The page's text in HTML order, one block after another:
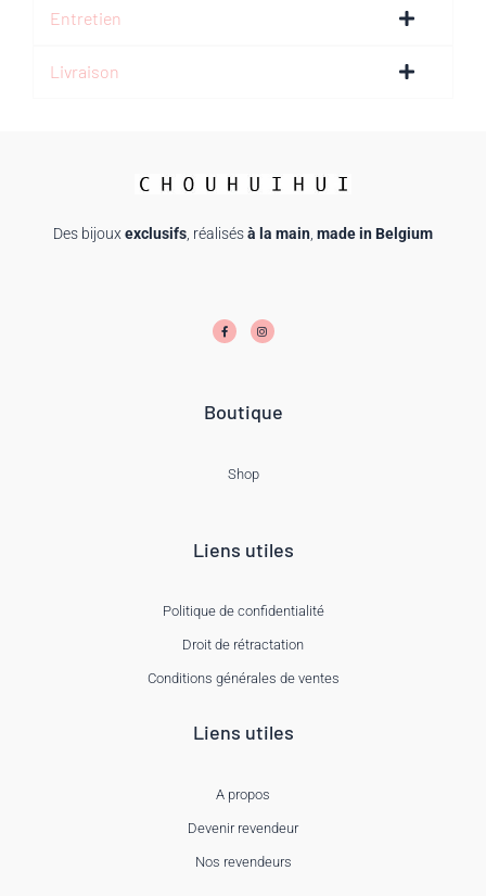
Entretien
Livraison
Des bijoux exclusifs , réalisésà la main made in Belgium
c
e
b
s
t
a
Boutique
Shop
Liens utiles
Politique de confidentialité
Droit de rétractation
Conditions générales de ventes
Liens utiles
A propos
Devenir revendeur
Nos revendeurs